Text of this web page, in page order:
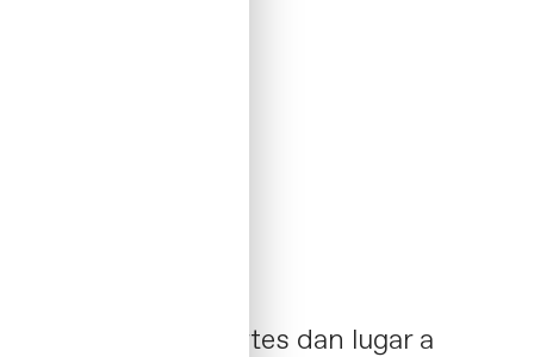
Las amistades fuertes dan lugar a